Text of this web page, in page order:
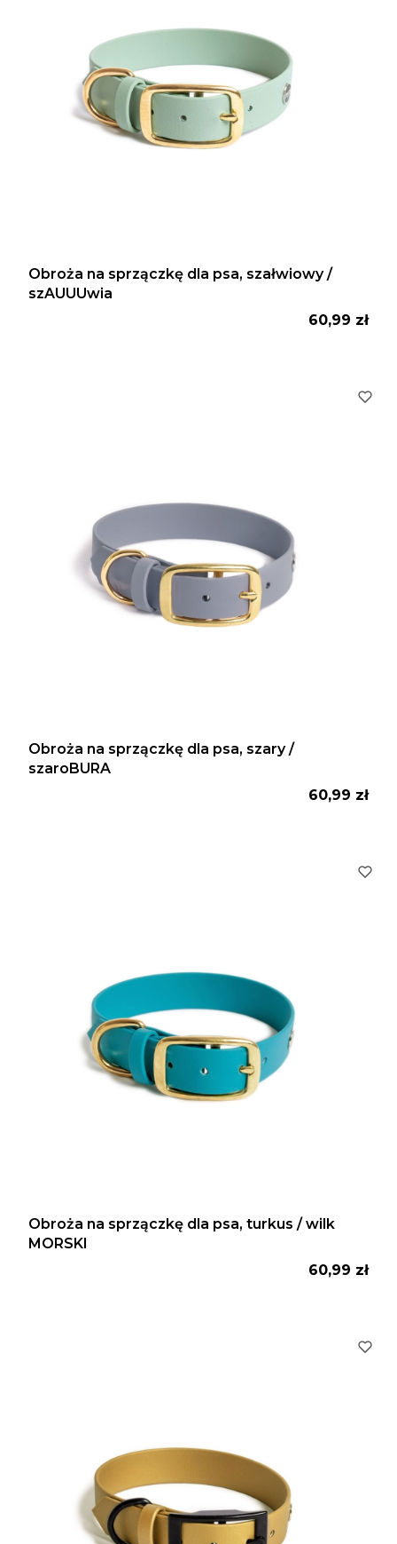
Obroża na sprzączkę dla psa, szałwiowy /
szAUUUwia
Cena
60,99 zł
Obroża na sprzączkę dla psa, szary /
szaroBURA
Cena
60,99 zł
Obroża na sprzączkę dla psa, turkus / wilk
MORSKI
Cena
60,99 zł